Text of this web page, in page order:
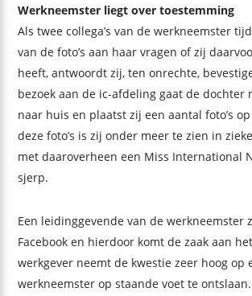
Werkneemster liegt over toestemming
Als twee collega’s van de werkneemster
van de foto’s aan haar vragen of zij
heeft, antwoordt zij, ten onrechte,
bezoek aan de ic-afdeling gaat de dochter
naar huis en plaatst zij een aantal foto’s op
deze foto’s is zij onder meer te zien in
met daaroverheen een Miss International
sjerp.
Een leidinggevende van de werkneemster
Facebook en hierdoor komt de zaak aan
werkgever neemt de kwestie zeer hoog op
werkneemster op staande voet te